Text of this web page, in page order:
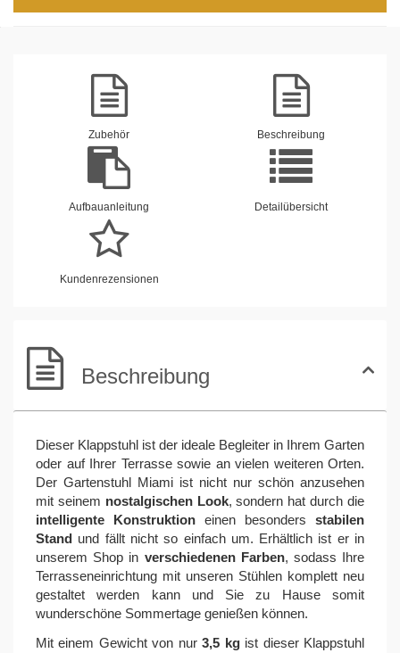
Zubehör Beschreibung
Aufbauanleitung Detailübersicht
Kundenrezensionen
Beschreibung
Dieser Klappstuhl ist der ideale Begleiter in Ihrem Garten
oder auf Ihrer Terrasse sowie an vielen weiteren Orten.
Der Gartenstuhl Miami ist nicht nur schön anzusehen
mit seinem nostalgischen Look, sondern hat durch die
intelligente Konstruktion einen besonders stabilen
Stand und fällt nicht so einfach um. Erhältlich ist er in
unserem Shop in verschiedenen Farben, sodass Ihre
Terrasseneinrichtung mit unseren Stühlen komplett neu
gestaltet werden kann und Sie zu Hause somit
wunderschöne Sommertage genießen können.
Mit einem Gewicht von nur3,5 kgist dieser Klappstuhl